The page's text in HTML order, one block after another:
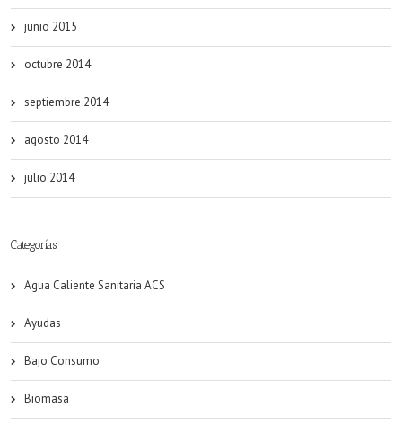
junio 2015
octubre 2014
septiembre 2014
agosto 2014
julio 2014
Categorías
Agua Caliente Sanitaria ACS
Ayudas
Bajo Consumo
Biomasa